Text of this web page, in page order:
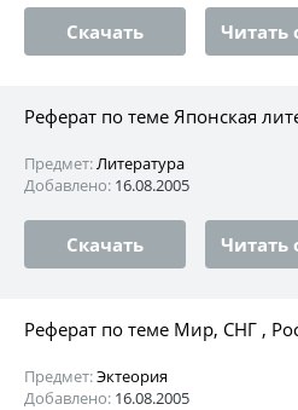
Скачать Читать
Реферат по теме Японская
Предмет:Литература
Добавлено: 16.08.2005
Скачать Читать
Реферат по теме Мир, СНГ ,
Предмет:Эктеория
Добавлено: 16.08.2005